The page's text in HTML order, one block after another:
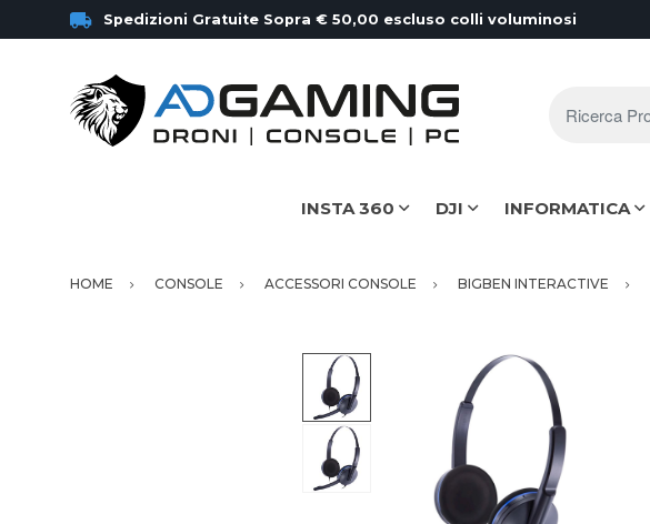
Spedizioni Gratuite Sopra € 50,00 escluso colli voluminosi
INSTA 360 DJI INFORMATICA
HOME CONSOLE ACCESSORI CONSOLE BIGBEN INTERACTIVE